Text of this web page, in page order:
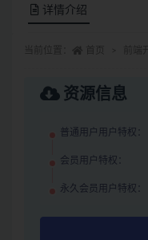
详情介绍
资源信息
普通用户用户特权：
会员用户特权：
永久会员用户特权：